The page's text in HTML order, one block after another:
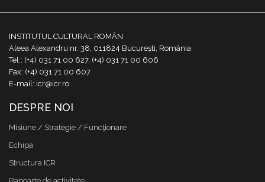
INSTITUTUL CULTURAL ROMÂN
Aleea Alexandru nr. 38, 011824 București, România
Tel.: (+4) 031 71 00 627, (+4) 031 71 00 606
Fax: (+4) 031 71 00 607
E-mail: icr@icr.ro
DESPRE NOI
Misiune / Strategie / Funcţionare
Echipa
Structura ICR